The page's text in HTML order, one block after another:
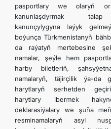
pasportlary we olaryň
kanunlaşdyrmak talap
kanunçylygyna laýyk
boýunça Türkmenistanyň
da raýatyň mertebesine
namalar, şeýle hem
harby biletleriň,
namalaryň, täjirçilik ýa-da
harytlaryň serhetden
harytlary ibermek
deklarasiýalary we şuňa
resminamalaryň asyl